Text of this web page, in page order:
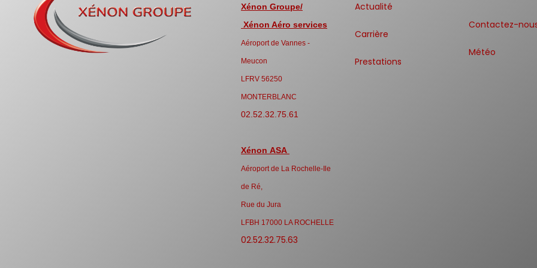
Xénon Groupe/
Xénon Aéro services
Aéroport de Vannes -
Meucon
LFRV 56250
MONTERBLANC
02.52.32.75.61
Xénon ASA
Aéroport de La Rochelle-Ile
de Ré,
Rue du Jura
LFBH 17000 LA ROCHELLE
02.52.32.75.63
Actualité
Carrière
Prestations
Contactez-
Météo